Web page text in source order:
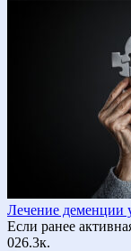
Лечение деменции
Если ранее
026.3к.